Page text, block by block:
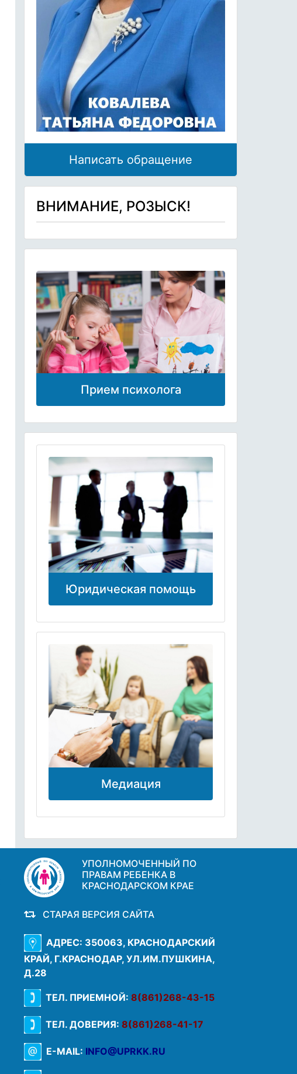
Написать обращение
ВНИМАНИЕ, РОЗЫСК!
Прием психолога
Юридическая помощь
Медиация
УПОЛНОМОЧЕННЫЙ ПО
ПРАВАМ РЕБЕНКА В
КРАСНОДАРСКОМ КРАЕ
СТАРАЯ ВЕРСИЯ САЙТА
АДРЕС: 350063, КРАСНОДАРСКИЙ
КРАЙ, Г.КРАСНОДАР, УЛ.ИМ.ПУШКИНА,
Д.28
ТЕЛ. ПРИЕМНОЙ: 8(861)268-43-15
ТЕЛ. ДОВЕРИЯ: 8(861)268-41-17
E-MAIL: INFO@UPRKK.RU